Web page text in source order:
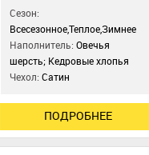
Сезон:
Всесезонное,Теплое,Зимнее
Наполнитель:Овечья
шерсть; Кедровые хлопья
Чехол:Сатин
ПОДРОБНЕЕ